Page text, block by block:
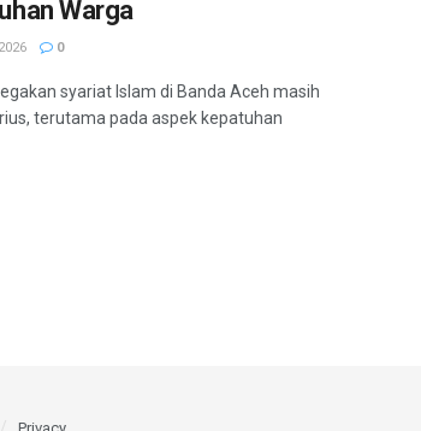
Warga
0
syariat Islam di Banda Aceh masih
terutama pada aspek kepatuhan